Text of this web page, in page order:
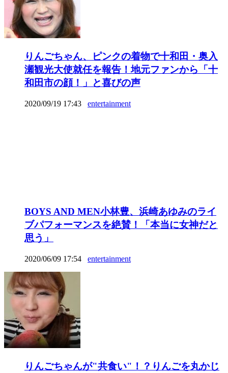
りんごちゃん、ピンクの着物で十和田・奥入
瀬観光大使就任を報告！地元ファンから「十
和田市の顔！」と喜びの声
2020/09/19 17:43 entertainment
BOYS AND MEN小林豊、浜崎あゆみのライ
ブパフォーマンスを絶賛！「本当に女神だと
思う」
2020/06/09 17:54 entertainment
りんごちゃんが"共食い"！？りんごを丸かじ